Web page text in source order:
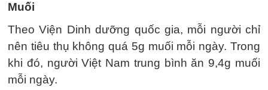
Muối
Theo Viện Dinh dưỡng quốc gia, mỗi người chỉ
nên tiêu thụ không quá 5g muối mỗi ngày. Trong
khi đó, người Việt Nam trung bình ăn 9,4g muối
mỗi ngày.